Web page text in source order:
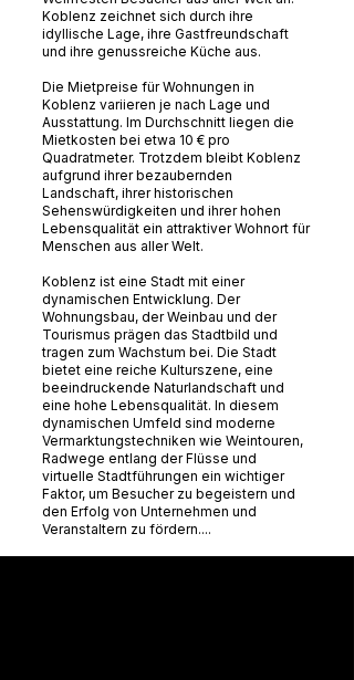
Koblenz zeichnet sich durch ihre
idyllische Lage, ihre Gastfreundschaft
und ihre genussreiche Küche aus.
Die Mietpreise für Wohnungen in
Koblenz variieren je nach Lage und
Ausstattung. Im Durchschnitt liegen die
Mietkosten bei etwa 10 € pro
Quadratmeter. Trotzdem bleibt Koblenz
aufgrund ihrer bezaubernden
Landschaft, ihrer historischen
Sehenswürdigkeiten und ihrer hohen
Lebensqualität ein attraktiver Wohnort für
Menschen aus aller Welt.
Koblenz ist eine Stadt mit einer
dynamischen Entwicklung. Der
Wohnungsbau, der Weinbau und der
Tourismus prägen das Stadtbild und
tragen zum Wachstum bei. Die Stadt
bietet eine reiche Kulturszene, eine
beeindruckende Naturlandschaft und
eine hohe Lebensqualität. In diesem
dynamischen Umfeld sind moderne
Vermarktungstechniken wie Weintouren,
Radwege entlang der Flüsse und
virtuelle Stadtführungen ein wichtiger
Faktor, um Besucher zu begeistern und
den Erfolg von Unternehmen und
Veranstaltern zu fördern....